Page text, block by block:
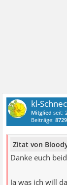
kl-
Mitglied seit:
Beiträge:8729
Zitat von
Danke euch
Ja was ich will